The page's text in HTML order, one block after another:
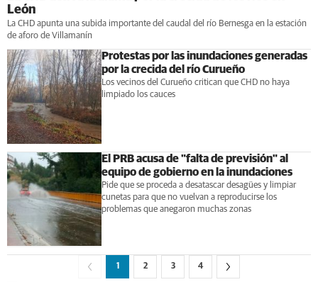
León
La CHD apunta una subida importante del caudal del río Bernesga en la estación
de aforo de Villamanín
Protestas por las inundaciones generadas
por la crecida del río Curueño
Los vecinos del Curueño critican que CHD no haya
limpiado los cauces
El PRB acusa de "falta de previsión" al
equipo de gobierno en la inundaciones
Pide que se proceda a desatascar desagües y limpiar
cunetas para que no vuelvan a reproducirse los
problemas que anegaron muchas zonas
1 2 3 4